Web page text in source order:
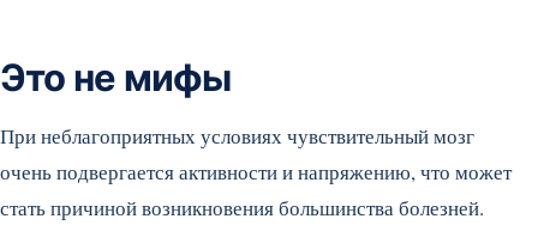
Это не мифы
При неблагоприятных условиях чувствительный мозг
очень подвергается активности и напряжению, что может
стать причиной возникновения большинства болезней.